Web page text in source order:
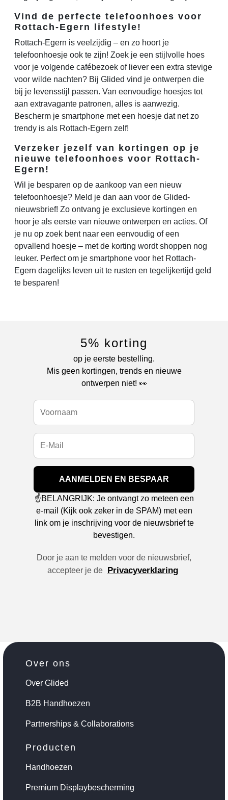
Vind de perfecte telefoonhoes voor
Rottach-Egern lifestyle!
Rottach-Egern is veelzijdig – en zo hoort je
telefoonhoesje ook te zijn! Zoek je een stijlvolle hoes
voor je volgende cafébezoek of liever een extra stevige
voor wilde nachten? Bij Glided vind je ontwerpen die
bij je levensstijl passen. Van eenvoudige hoesjes tot
aan extravagante patronen, alles is aanwezig.
Bescherm je smartphone met een hoesje dat net zo
trendy is als Rottach-Egern zelf!
Verzeker jezelf van kortingen op je
nieuwe telefoonhoes voor Rottach-
Egern!
Wil je besparen op de aankoop van een nieuw
telefoonhoesje? Meld je dan aan voor de Glided-
nieuwsbrief! Zo ontvang je exclusieve kortingen en
hoor je als eerste van nieuwe ontwerpen en acties. Of
je nu op zoek bent naar een eenvoudig of een
opvallend hoesje – met de korting wordt shoppen nog
leuker. Perfect om je smartphone voor het Rottach-
Egern dagelijks leven uit te rusten en tegelijkertijd geld
te besparen!
5% korting
op je eerste bestelling.
Mis geen kortingen, trends en nieuwe
ontwerpen niet! 👀
AANMELDEN EN BESPAAR
☝️BELANGRIJK: Je ontvangt zo meteen een
e-mail (Kijk ook zeker in de SPAM) met een
link om je inschrijving voor de nieuwsbrief te
bevestigen.
Door je aan te melden voor de nieuwsbrief,
accepteer je de Privacyverklaring
Over ons
Over Glided
B2B Handhoezen
Partnerships & Collaborations
Producten
Handhoezen
Premium Displaybescherming